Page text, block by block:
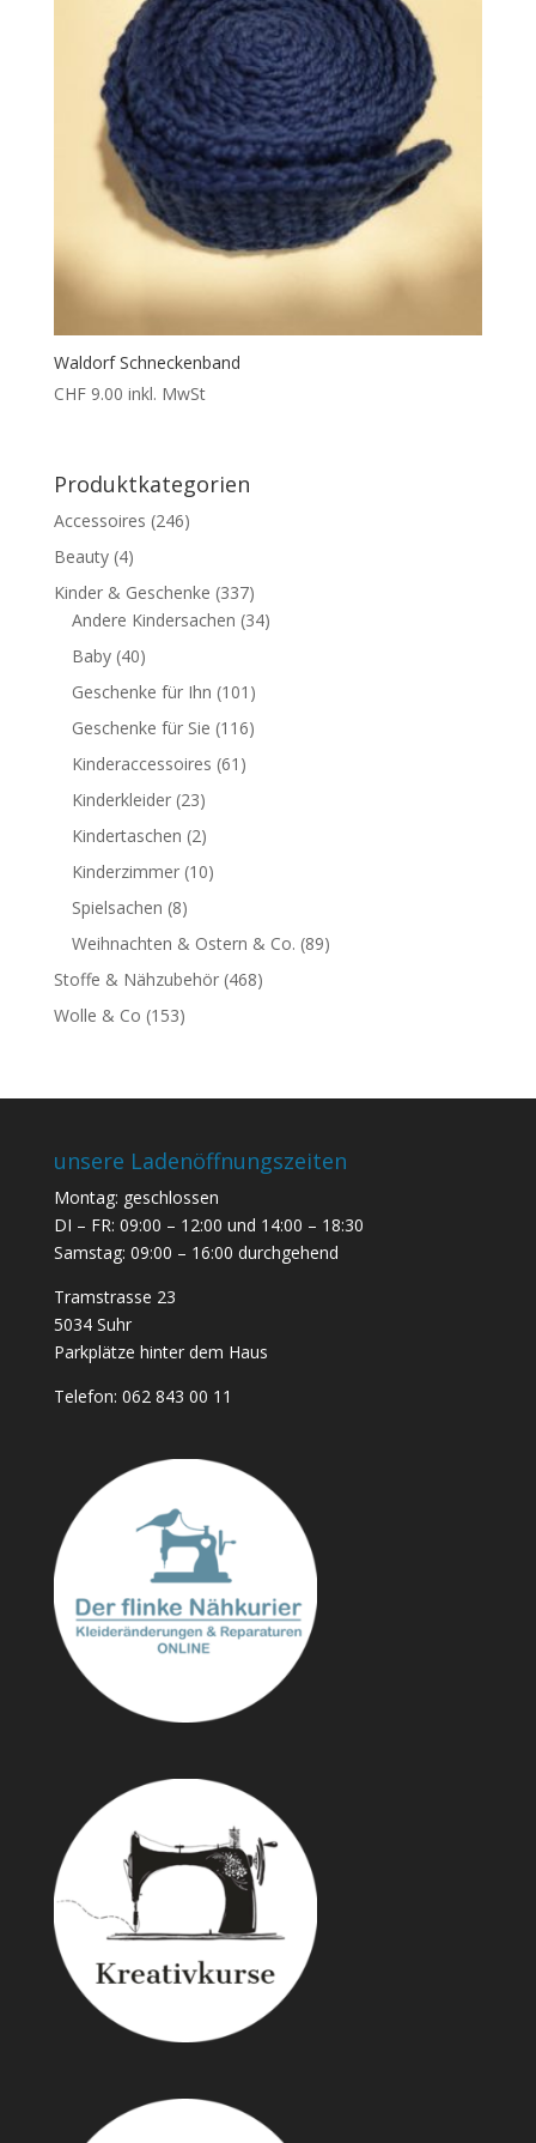
Waldorf Schneckenband
CHF9.00 inkl. MwSt
Produktkategorien
Accessoires (246)
Beauty (4)
Kinder & Geschenke (337)
Andere Kindersachen (34)
Baby (40)
Geschenke für Ihn (101)
Geschenke für Sie (116)
Kinderaccessoires (61)
Kinderkleider (23)
Kindertaschen (2)
Kinderzimmer (10)
Spielsachen (8)
Weihnachten & Ostern & Co. (89)
Stoffe & Nähzubehör (468)
Wolle & Co (153)
unsere Ladenöffnungszeiten
Montag: geschlossen
DI – FR: 09:00 – 12:00 und 14:00 – 18:30
Samstag: 09:00 – 16:00 durchgehend
Tramstrasse 23
5034 Suhr
Parkplätze hinter dem Haus
Telefon: 062 843 00 11